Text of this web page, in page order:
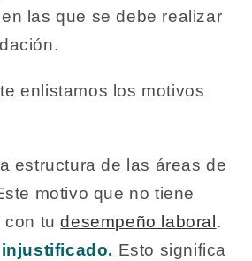
las que se debe realizar
enlistamos los motivos
estructura de las áreas de
motivo que no tiene
con tudesempeño laboral .
Esto significa